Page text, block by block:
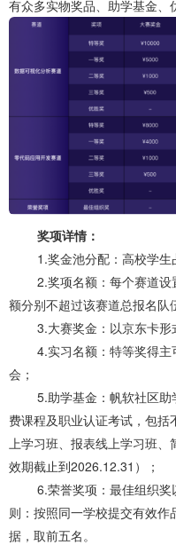
有众多实物奖品、助学基金、
奖项详情：
1.奖金池分配：高校学生
2.奖项名额：每个赛道设
额分别不超过该赛道总报名队
3.大赛奖金：以京东卡形
4.实习名额：特等奖得主
会；
5.助学基金：帆软社区助
费课程及职业认证考试，包
上学习班、报表线上学习班
效期截止到2026.12.31）；
6.荣誉奖项：最佳组织奖
则：按照同一学校提交有效
据，取前五名。